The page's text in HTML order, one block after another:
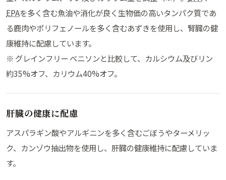
EPAを多く含む魚油や消化が良く生物価の高いタンパク質であ
る鹿肉やポリフェノールを多く含むあずきを使用し、腎臓の健
康維持に配慮しています。
※ グレインフリー ベニソンと比較して、カルシウム及びリン
約35%オフ、カリウム40%オフ。
肝臓の健康に配慮
アスパラギン酸やアルギニンを多く含むごぼうやターメリッ
ク、カンゾウ抽出物を使用し、肝臓の健康維持に配慮していま
す。